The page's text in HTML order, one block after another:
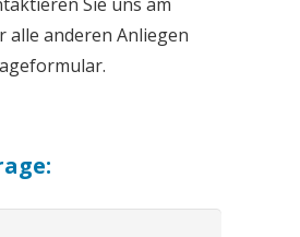
alle anderen Anliegen
unser Anfrageformular.